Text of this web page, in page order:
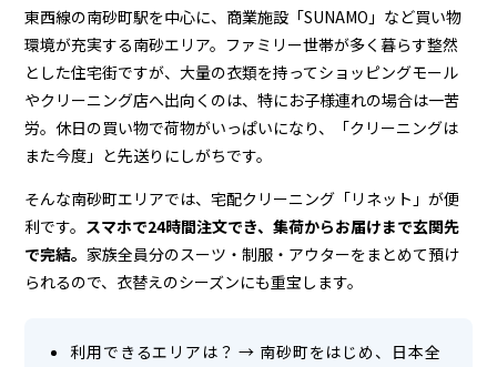
ニ
ン
グ
店
＆
宅
配
ク
東西線の南砂町駅を中心に、商業施設「SUNAMO」など買い物
環境が充実する南砂エリア。ファミリー世帯が多く暮らす整然
とした住宅街ですが、大量の衣類を持ってショッピングモール
やクリーニング店へ出向くのは、特にお子様連れの場合は一苦
労。休日の買い物で荷物がいっぱいになり、「クリーニングは
また今度」と先送りにしがちです。
そんな南砂町エリアでは、宅配クリーニング「リネット」が便
利です。 スマホで24時間注文でき、集荷からお届けまで玄関先
で完結。 家族全員分のスーツ・制服・アウターをまとめて預け
られるので、衣替えのシーズンにも重宝します。
利用できるエリアは？ → 南砂町をはじめ、日本全